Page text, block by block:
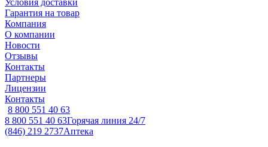
Условия доставки
Гарантия на товар
Компания
О компании
Новости
Отзывы
Контакты
Партнеры
Лицензии
Контакты
8 800 551 40 63
8 800 551 40 63Горячая линия 24/7
(846) 219 2737Аптека